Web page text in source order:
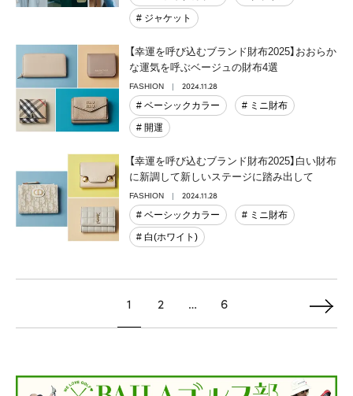
# ジャケット
【幸運を呼び込むブランド財布2025】おおらか
な運気を呼ぶベージュの財布4選
FASHION
2024.11.28
# ベーシックカラー
# ミニ財布
# 開運
【幸運を呼び込むブランド財布2025】白い財布
に新調して新しいステージに踏み出して
FASHION
2024.11.28
# ベーシックカラー
# ミニ財布
# 白(ホワイト)
1 2 … 6